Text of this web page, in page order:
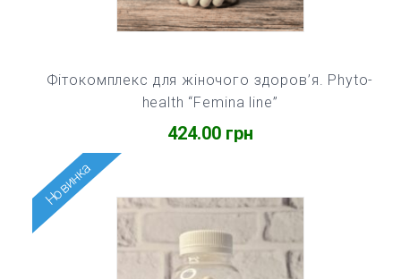
424.00 грн
Фітокомплекс для жіночого здоров’я. Phyto-
health “Femina line”
Новинка